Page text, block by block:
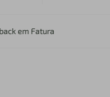
em Fatura